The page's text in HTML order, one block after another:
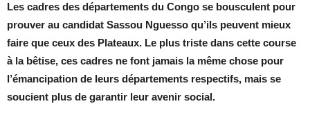
Les cadres des départements du Congo se bousculent pour
prouver au candidat Sassou Nguesso qu’ils peuvent mieux
faire que ceux des Plateaux. Le plus triste dans cette course
à la bêtise, ces cadres ne font jamais la même chose pour
l’émancipation de leurs départements respectifs, mais se
soucient plus de garantir leur avenir social.